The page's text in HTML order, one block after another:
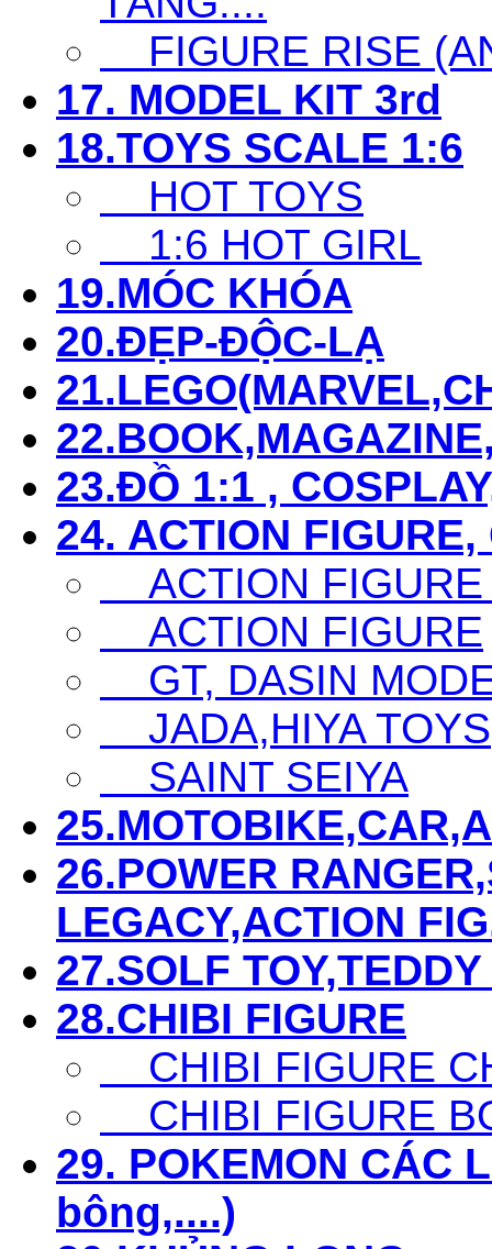
FIGURE RISE
17. MODEL KIT 3rd
18.TOYS SCALE 1:6
HOT TOYS
1:6 HOT GIRL
19.MÓC KHÓA
20.ĐẸP-ĐỘC-LẠ
23.ĐỒ 1:1 ,
24. ACTION
ACTION
ACTION FIGURE
GT, DASIN
JADA,HIYA TOYS
SAINT SEIYA
26.POWER
LEGACY,ACTION
27.SOLF
28.CHIBI FIGURE
CHIBI FIGURE
CHIBI FIGURE
29. POKEMON CÁC
bông,....)